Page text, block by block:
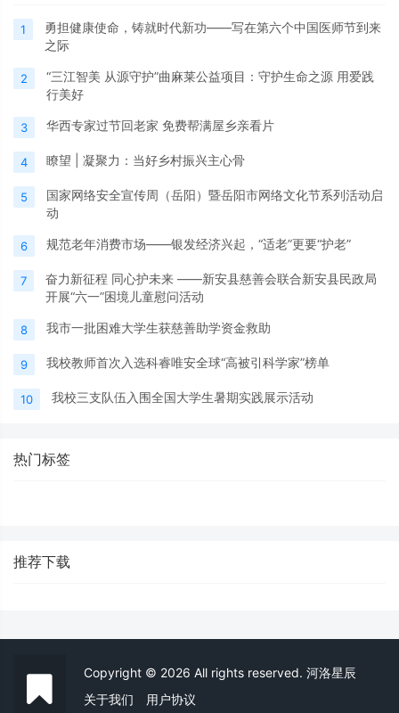
1
勇担健康使命，铸就时代新功——写在第六个中国医师节到来
之际
2
“三江智美 从源守护”曲麻莱公益项目：守护生命之源 用爱践
行美好
3 华西专家过节回老家 免费帮满屋乡亲看片
4 瞭望 | 凝聚力：当好乡村振兴主心骨
5
国家网络安全宣传周（岳阳）暨岳阳市网络文化节系列活动启
动
6 规范老年消费市场——银发经济兴起，“适老”更要“护老”
7
奋力新征程 同心护未来 ——新安县慈善会联合新安县民政局
开展“六一”困境儿童慰问活动
8 我市一批困难大学生获慈善助学资金救助
9 我校教师首次入选科睿唯安全球“高被引科学家”榜单
10 我校三支队伍入围全国大学生暑期实践展示活动
热门标签
推荐下载
Copyright © 2026 All rights reserved. 河洛星辰
关于我们
用户协议